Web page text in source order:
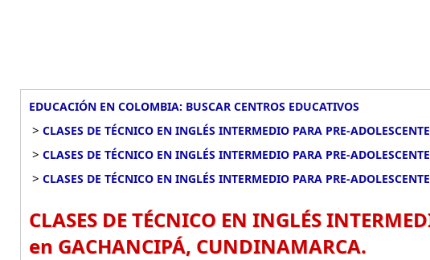
EDUCACIÓN EN COLOMBIA: BUSCAR CENTROS EDUCATIVOS
> CLASES DE TÉCNICO EN INGLÉS INTERMEDIO PARA PRE-
> CLASES DE TÉCNICO EN INGLÉS INTERMEDIO PARA PRE-
> CLASES DE TÉCNICO EN INGLÉS INTERMEDIO PARA PRE-
CLASES DE TÉCNICO EN INGLÉS
en GACHANCIPÁ, CUNDINAMARCA.